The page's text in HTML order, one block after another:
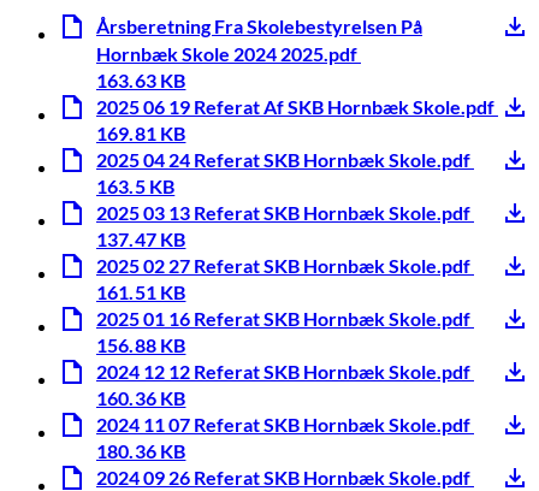
Årsberetning Fra Skolebestyrelsen På
Hornbæk Skole 2024 2025.pdf
163.63 KB
2025 06 19 Referat Af SKB Hornbæk Skole.pdf
169.81 KB
2025 04 24 Referat SKB Hornbæk Skole.pdf
163.5 KB
2025 03 13 Referat SKB Hornbæk Skole.pdf
137.47 KB
2025 02 27 Referat SKB Hornbæk Skole.pdf
161.51 KB
2025 01 16 Referat SKB Hornbæk Skole.pdf
156.88 KB
2024 12 12 Referat SKB Hornbæk Skole.pdf
160.36 KB
2024 11 07 Referat SKB Hornbæk Skole.pdf
180.36 KB
2024 09 26 Referat SKB Hornbæk Skole.pdf